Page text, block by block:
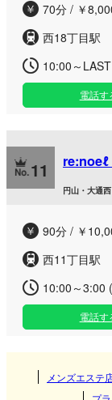
70分 / ￥
西18丁目駅
10:00～
電話す
11 re:noeℓ
円山・大通
90分 / ￥
西11丁目駅
10:00～3:00
電話す
メンズエステ